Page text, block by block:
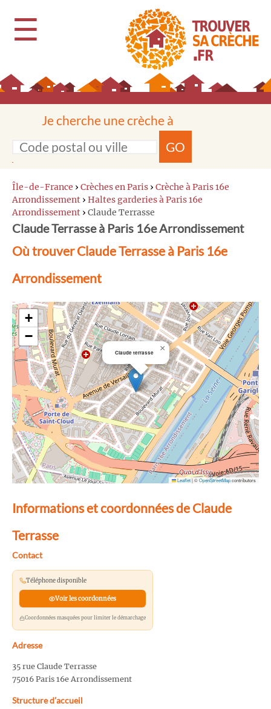
☰
Je cherche une crèche à
GO
Île-de-France › Crèches en Paris › Crèche à Paris 16e
Arrondissement › Haltes garderies à Paris 16e
Arrondissement › Claude Terrasse
Claude Terrasse à Paris 16e Arrondissement
Où trouver Claude Terrasse à Paris 16e
Arrondissement
Claude terrasse ×
+
−
Leaflet|©OpenStreetMapcontributors
Informations et coordonnées de Claude
Terrasse
Contact
Téléphone disponible
Voir les coordonnées
Coordonnées masquées pour limiter le démarchage
Adresse
35 rue Claude Terrasse
75016 Paris 16e Arrondissement
Structure d’accueil